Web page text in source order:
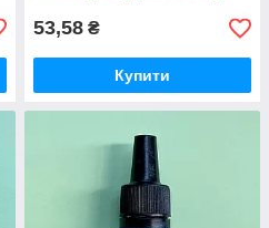
53,58 ₴
Купити